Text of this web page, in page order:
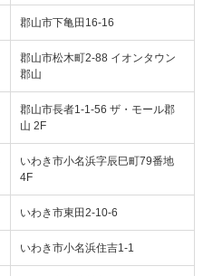
郡山市下亀田16-16
郡山市松木町2-88 イオンタウン
郡山
郡山市長者1-1-56 ザ・モール郡
山 2F
いわき市小名浜字辰巳町79番地
4F
いわき市東田2-10-6
いわき市小名浜住吉1-1